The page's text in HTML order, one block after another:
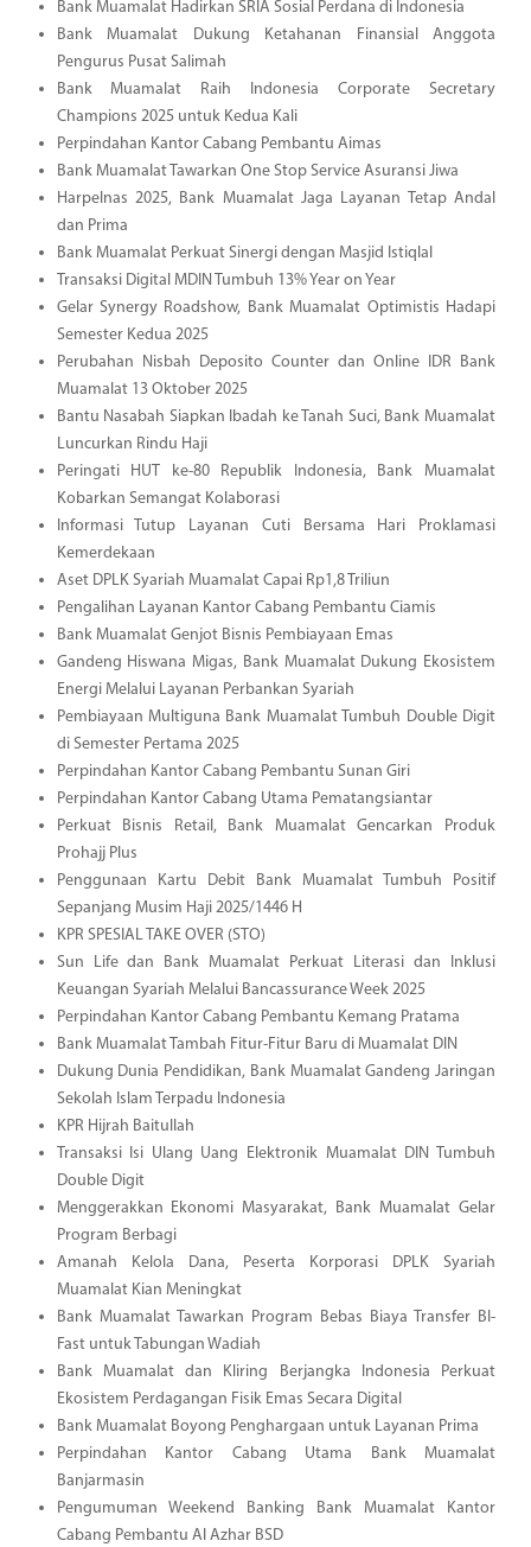
Bank Muamalat Hadirkan SRIA Sosial Perdana di Indonesia
Bank Muamalat Dukung Ketahanan Finansial Anggota
Pengurus Pusat Salimah
Bank Muamalat Raih Indonesia Corporate Secretary
Champions 2025 untuk Kedua Kali
Perpindahan Kantor Cabang Pembantu Aimas
Bank Muamalat Tawarkan One Stop Service Asuransi Jiwa
Harpelnas 2025, Bank Muamalat Jaga Layanan Tetap Andal
dan Prima
Bank Muamalat Perkuat Sinergi dengan Masjid Istiqlal
Transaksi Digital MDIN Tumbuh 13% Year on Year
Gelar Synergy Roadshow, Bank Muamalat Optimistis Hadapi
Semester Kedua 2025
Perubahan Nisbah Deposito Counter dan Online IDR Bank
Muamalat 13 Oktober 2025
Bantu Nasabah Siapkan Ibadah ke Tanah Suci, Bank Muamalat
Luncurkan Rindu Haji
Peringati HUT ke-80 Republik Indonesia, Bank Muamalat
Kobarkan Semangat Kolaborasi
Informasi Tutup Layanan Cuti Bersama Hari Proklamasi
Kemerdekaan
Aset DPLK Syariah Muamalat Capai Rp1,8 Triliun
Pengalihan Layanan Kantor Cabang Pembantu Ciamis
Bank Muamalat Genjot Bisnis Pembiayaan Emas
Gandeng Hiswana Migas, Bank Muamalat Dukung Ekosistem
Energi Melalui Layanan Perbankan Syariah
Pembiayaan Multiguna Bank Muamalat Tumbuh Double Digit
di Semester Pertama 2025
Perpindahan Kantor Cabang Pembantu Sunan Giri
Perpindahan Kantor Cabang Utama Pematangsiantar
Perkuat Bisnis Retail, Bank Muamalat Gencarkan Produk
Prohajj Plus
Penggunaan Kartu Debit Bank Muamalat Tumbuh Positif
Sepanjang Musim Haji 2025/1446 H
KPR SPESIAL TAKE OVER (STO)
Sun Life dan Bank Muamalat Perkuat Literasi dan Inklusi
Keuangan Syariah Melalui Bancassurance Week 2025
Perpindahan Kantor Cabang Pembantu Kemang Pratama
Bank Muamalat Tambah Fitur-Fitur Baru di Muamalat DIN
Dukung Dunia Pendidikan, Bank Muamalat Gandeng Jaringan
Sekolah Islam Terpadu Indonesia
KPR Hijrah Baitullah
Transaksi Isi Ulang Uang Elektronik Muamalat DIN Tumbuh
Double Digit
Menggerakkan Ekonomi Masyarakat, Bank Muamalat Gelar
Program Berbagi
Amanah Kelola Dana, Peserta Korporasi DPLK Syariah
Muamalat Kian Meningkat
Bank Muamalat Tawarkan Program Bebas Biaya Transfer BI-
Fast untuk Tabungan Wadiah
Bank Muamalat dan Kliring Berjangka Indonesia Perkuat
Ekosistem Perdagangan Fisik Emas Secara Digital
Bank Muamalat Boyong Penghargaan untuk Layanan Prima
Perpindahan Kantor Cabang Utama Bank Muamalat
Banjarmasin
Pengumuman Weekend Banking Bank Muamalat Kantor
Cabang Pembantu Al Azhar BSD